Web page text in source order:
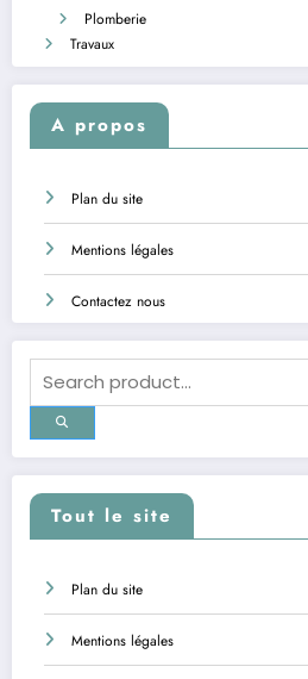
Plomberie
Travaux
A propos
Plan du site
Mentions légales
Contactez nous
Tout le site
Plan du site
Mentions légales